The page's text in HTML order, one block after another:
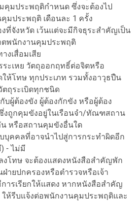
คุมประพฤติกำหนด ซึ่งจะต้องไป
มประพฤติ เดือนละ 1 ครั้ง
ที่จังหวัด เว้นแต่จะมีกิจธุระสำคัญเป็น
พนักงานคุมประพฤติ
งเสื่อมเสีย
ระเหย วัตถุออกฤทธิ์ต่อจิตหรือ
ให้โทษ ทุกประเภท รวมทั้งอาวุธปืน
ตถุระเบิดทุกชนิด
บผู้ต้องขัง ผู้ต้องกักขัง หรือผู้ต้อง
ถูกคุมขังอยู่ในเรือนจำ/ทัณฑสถาน
หรือสถานคุมขังอื่นใด
คคลที่อาจนำไปสู่การกระทำผิดอีก
) - ไม่มี
งโทษ จะต้องแสดงหนังสือสำคัญพัก
ายปกครองหรือตำรวจหรือเจ้า
ารเรียกให้แสดง หากหนังสือสำคัญ
ห้รีบแจ้งต่อพนักงานคุมประพฤติและ